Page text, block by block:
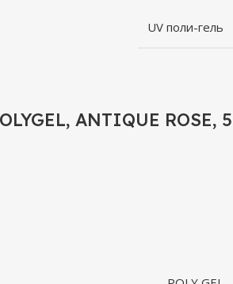
UV поли-гель
ANTIQUE ROSE, 5